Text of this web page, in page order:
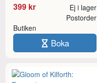
399 kr Ej i lager
Butiken
Postorder
Boka